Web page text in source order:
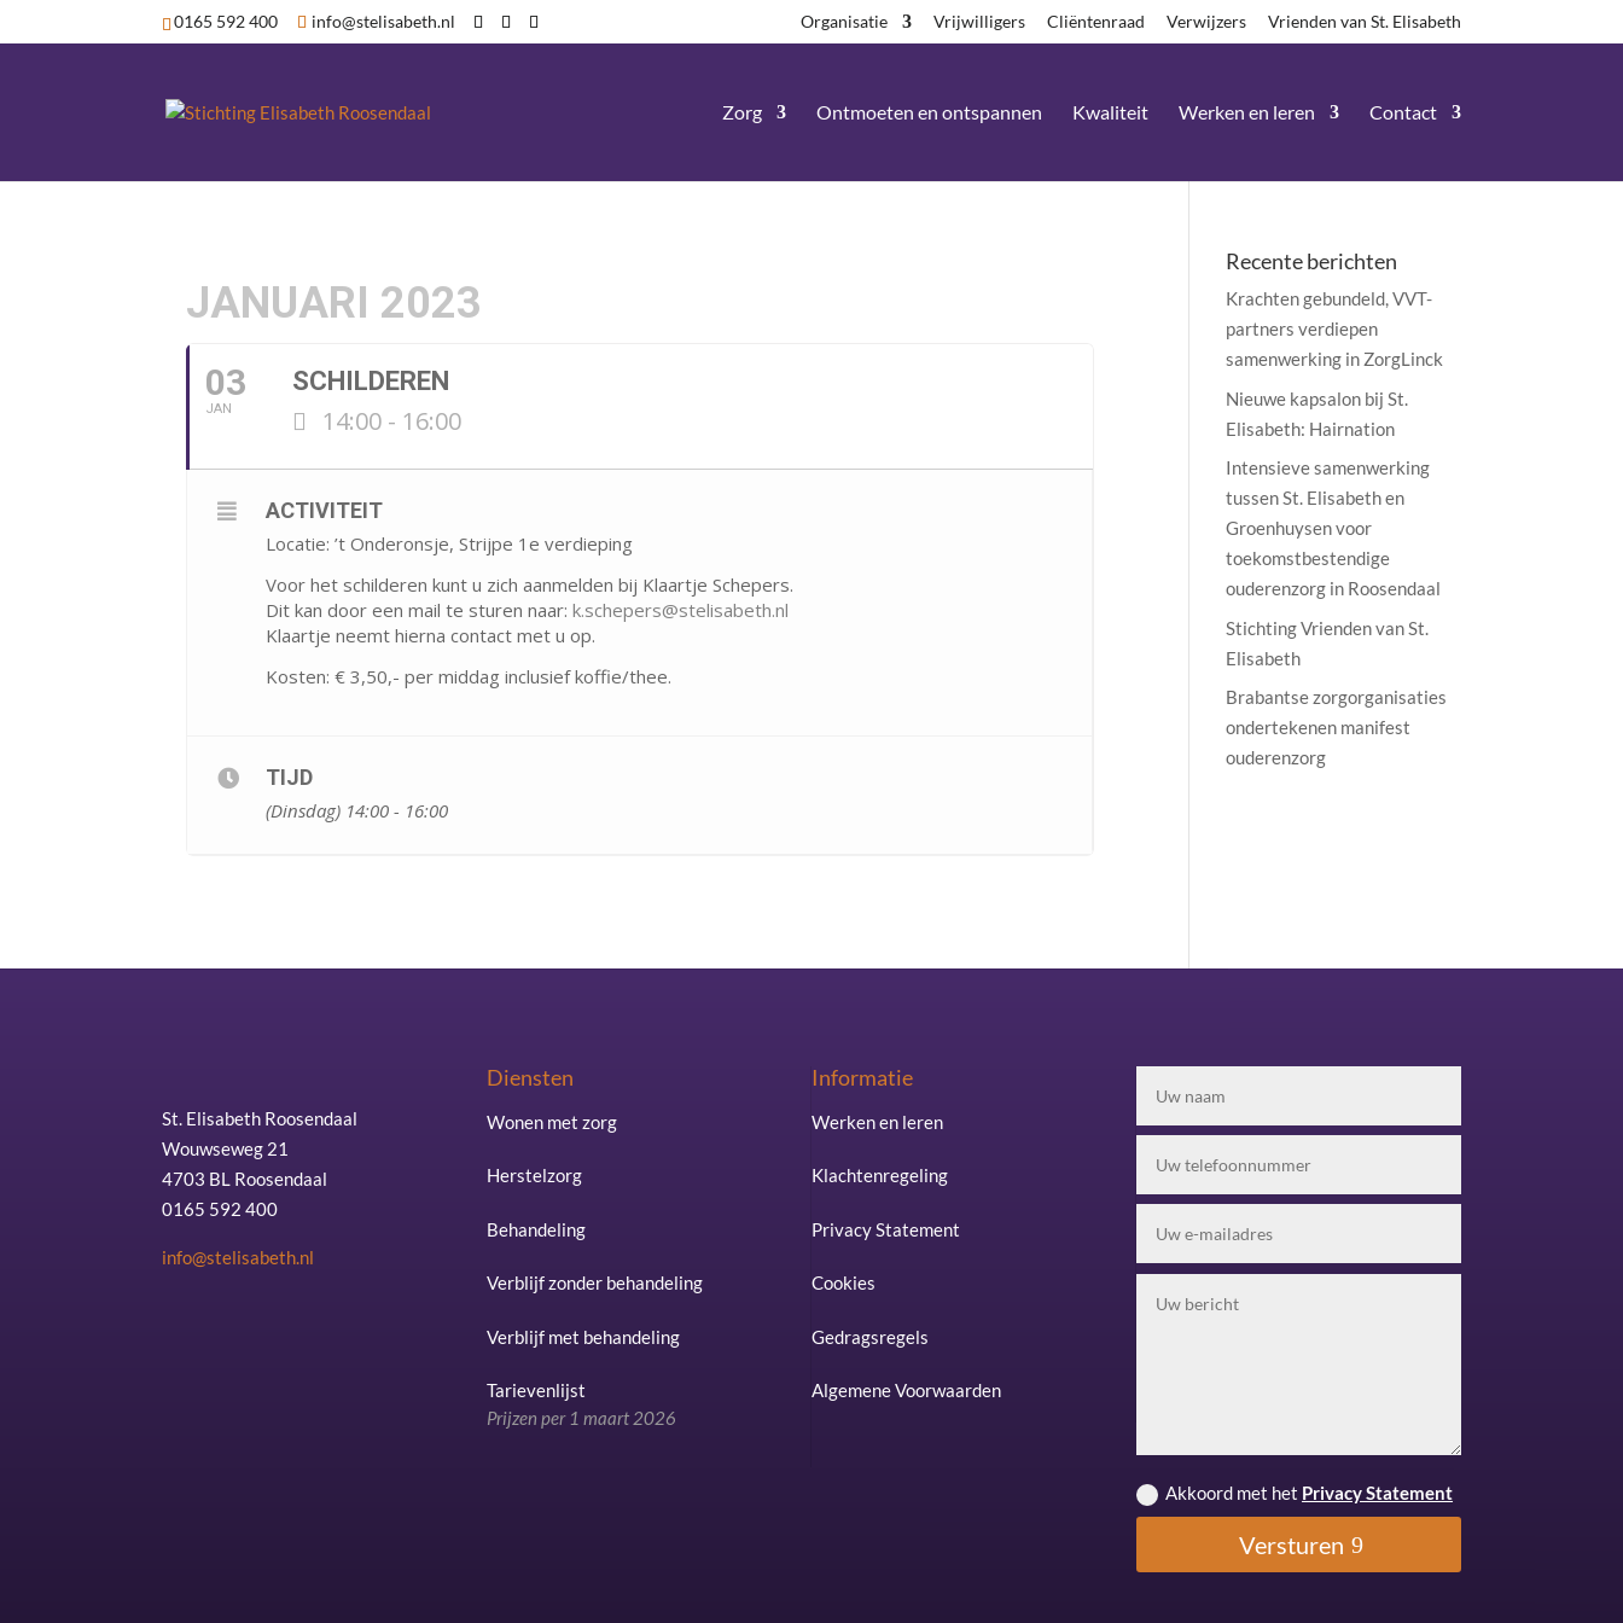
0165 592 400 info@stelisabeth.nl Organisatie Vrijwilligers Cliëntenraad Verwijzers Vrienden van St. Elisabeth
Zorg Ontmoeten en ontspannen Kwaliteit Werken en leren Contact
JANUARI 2023
03
JAN
SCHILDEREN
14:00 - 16:00
ACTIVITEIT
Locatie: ’t Onderonsje, Strijpe 1e verdieping
Voor het schilderen kunt u zich aanmelden bij Klaartje Schepers.
Dit kan door een mail te sturen naar:k.schepers@stelisabeth.nl
Klaartje neemt hierna contact met u op.
Kosten: € 3,50,- per middag inclusief koffie/thee.
TIJD
(Dinsdag) 14:00 - 16:00
Recente berichten
Krachten gebundeld, VVT-
partners verdiepen
samenwerking in ZorgLinck
Nieuwe kapsalon bij St.
Elisabeth: Hairnation
Intensieve samenwerking
tussen St. Elisabeth en
Groenhuysen voor
toekomstbestendige
ouderenzorg in Roosendaal
Stichting Vrienden van St.
Elisabeth
Brabantse zorgorganisaties
ondertekenen manifest
ouderenzorg
St. Elisabeth Roosendaal
Wouwseweg 21
4703 BL Roosendaal
0165 592 400
info@stelisabeth.nl
Diensten
Wonen met zorg
Herstelzorg
Behandeling
Verblijf zonder behandeling
Verblijf met behandeling
Tarievenlijst
Prijzen per 1 maart 2026
Informatie
Werken en leren
Klachtenregeling
Privacy Statement
Cookies
Gedragsregels
Algemene Voorwaarden
Akkoord met het Privacy Statement
Versturen